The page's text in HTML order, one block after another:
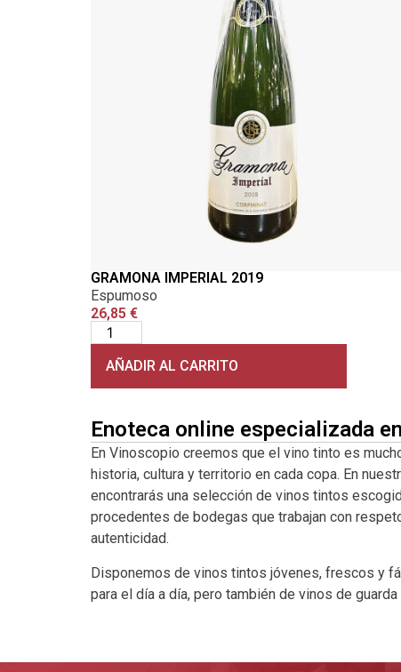
GRAMONA IMPERIAL 2019
Espumoso
26,85 €
AÑADIR AL CARRITO
Enoteca online especializada
En Vinoscopio creemos que el vino tinto es
historia, cultura y territorio en cada copa. En
encontrarás una selección de vinos tintos
procedentes de bodegas que trabajan con
autenticidad.
Disponemos de vinos tintos jóvenes, frescos y
para el día a día, pero también de vinos de